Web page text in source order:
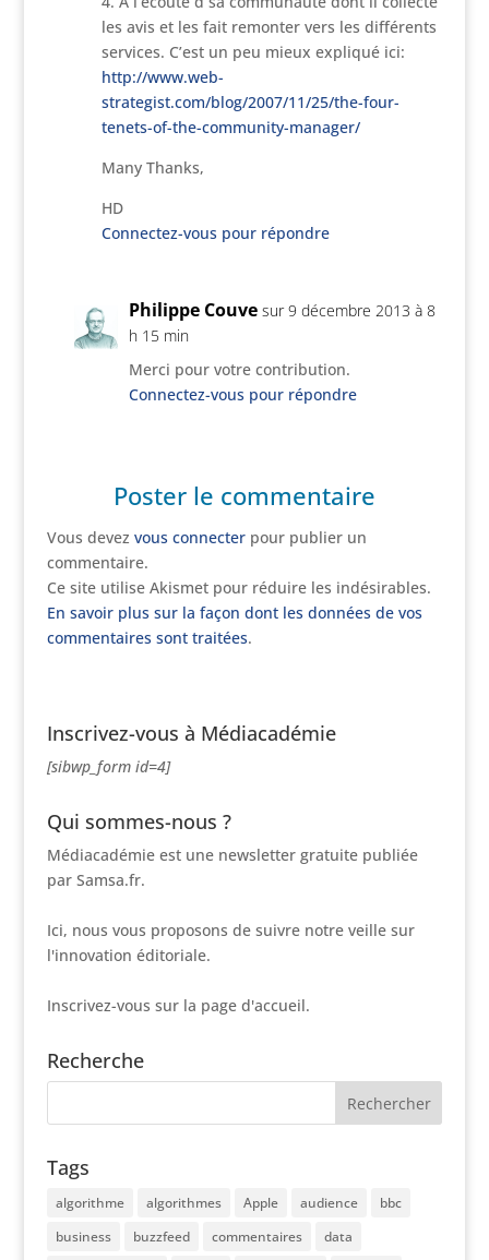
les avis et les fait remonter vers les différents
services. C’est un peu mieux expliqué ici:
http://www.web-
strategist.com/blog/2007/11/25/the-four-
tenets-of-the-community-manager/
Many Thanks,
HD
Connectez-vous pour répondre
Philippe Couve sur 9 décembre 2013 à 8
h 15 min
Merci pour votre contribution.
Connectez-vous pour répondre
Poster le commentaire
Vous devez vous connecterpour publier un
commentaire.
Ce site utilise Akismet pour réduire les indésirables.
En savoir plus sur la façon dont les données de vos
commentaires sont traitées.
Inscrivez-vous à Médiacadémie
[sibwp_form id=4]
Qui sommes-nous ?
Médiacadémie est une newsletter gratuite publiée
par Samsa.fr.
Ici, nous vous proposons de suivre notre veille sur
l'innovation éditoriale.
Inscrivez-vous sur la page d'accueil.
Recherche
Tags
algorithme algorithmes Apple audience
bbc
business
buzzfeed commentaires
data